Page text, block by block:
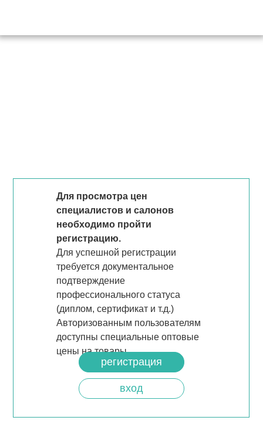
Для просмотра цен
специалистов и салонов
необходимо пройти
регистрацию.
Для успешной регистрации
требуется документальное
подтверждение
профессионального статуса
(диплом, сертификат и т.д.)
Авторизованным пользователям
доступны специальные оптовые
цены на товары.
регистрация
вход